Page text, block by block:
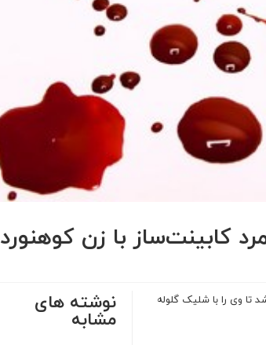
کابینت‌ساز با زن کوهنورد
نوشته های
مشابه
تا وی را با شلیک گلوله